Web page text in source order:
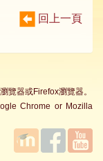
回上一頁
覽器或Firefox瀏覽器。
Chrome or Mozilla